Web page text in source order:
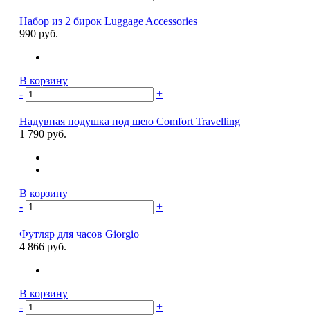
Набор из 2 бирок Luggage Accessories
990 руб.
В корзину
-
+
Надувная подушка под шею Comfort Travelling
1 790 руб.
В корзину
-
+
Футляр для часов Giorgio
4 866 руб.
В корзину
-
+